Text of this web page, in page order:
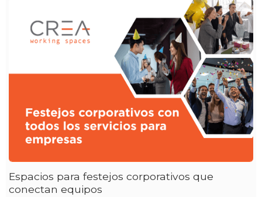
Espacios para festejos corporativos que
conectan equipos